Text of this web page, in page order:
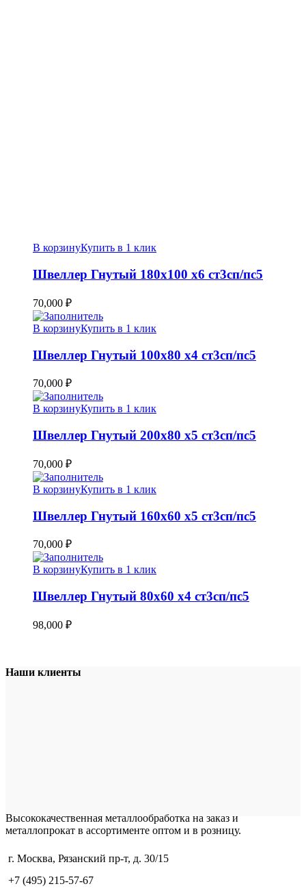
В корзинуКупить в 1 клик
Швеллер Гнутый 180х100 х6 ст3сп/пс5
70,000 ₽
В корзинуКупить в 1 клик
Швеллер Гнутый 100х80 х4 ст3сп/пс5
70,000 ₽
В корзинуКупить в 1 клик
Швеллер Гнутый 200х80 х5 ст3сп/пс5
70,000 ₽
В корзинуКупить в 1 клик
Швеллер Гнутый 160х60 х5 ст3сп/пс5
70,000 ₽
В корзинуКупить в 1 клик
Швеллер Гнутый 80х60 х4 ст3сп/пс5
98,000 ₽
Наши клиенты
Высококачественная металлообработка на заказ и
металлопрокат в ассортименте оптом и в розницу.
г. Москва, Рязанский пр-т, д. 30/15
+7 (495) 215-57-67